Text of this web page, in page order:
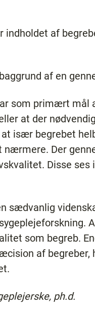
indholdet af
af en
som primært mål
at der
især begrebet
nærmere. Der
Disse
sædvanlig
som begreb.
af
ph.d.